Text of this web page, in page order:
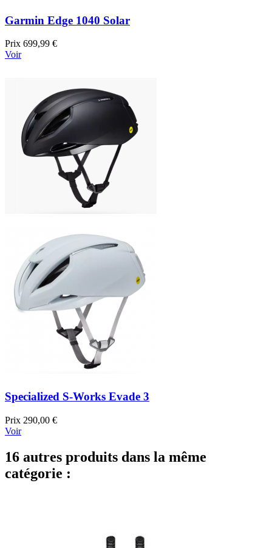
Garmin Edge 1040 Solar
Prix 699,99 €
Voir
Specialized S-Works Evade 3
Prix 290,00 €
Voir
16 autres produits dans la même
catégorie :